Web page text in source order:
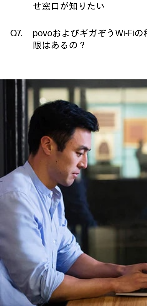
せ窓口が知りたい
povoおよびギガぞうWi-Fiの
限はあるの？